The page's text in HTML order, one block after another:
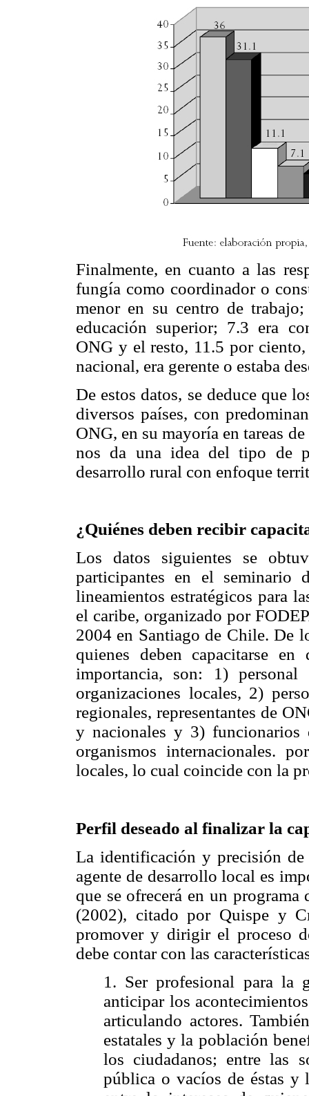
Finalmente, en cuanto a las
fungía como coordinador o
menor en su centro de
educación superior; 7.3 era
ONG y el resto, 11.5 por
nacional, era gerente o estaba
De estos datos, se deduce que
diversos países, con
ONG, en su mayoría en tareas
nos da una idea del tipo de
desarrollo rural con enfoque
¿Quiénes deben recibir
Los datos siguientes se
participantes en el seminario
lineamientos estratégicos para
el caribe, organizado por
2004 en Santiago de Chile. De
quienes deben capacitarse
importancia, son: 1)
organizaciones locales, 2)
regionales, representantes de
y nacionales y 3)
organismos internacionales.
locales, lo cual coincide con la
Perfil deseado al finalizar la
La identificación y precisión de
agente de desarrollo local es
que se ofrecerá en un
(2002), citado por Quispe y
promover y dirigir el proceso
debe contar con las
1. Ser profesional para la
anticipar los
articulando actores.
estatales y la población
los ciudadanos; entre las
pública o vacíos de éstas y